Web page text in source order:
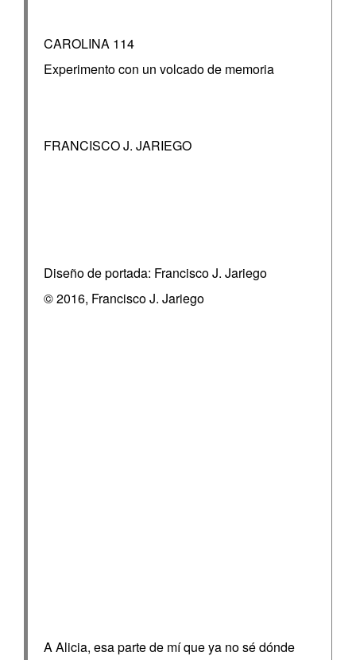
CAROLINA 114
Experimento con un volcado de memoria
FRANCISCO J. JARIEGO
Diseño de portada: Francisco J. Jariego
© 2016, Francisco J. Jariego
A Alicia, esa parte de mí que ya no sé dónde